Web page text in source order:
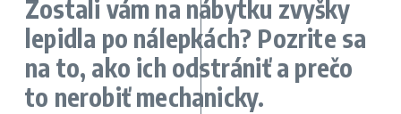
Zostali vám na nábytku zvyšky
lepidla po nálepkách? Pozrite sa
na to, ako ich odstrániť a prečo
to nerobiť mechanicky.